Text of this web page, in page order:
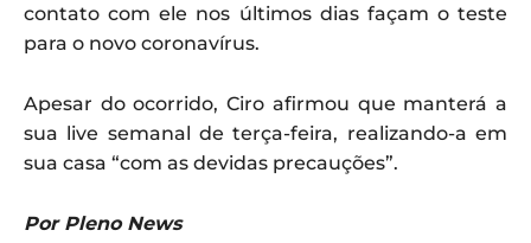
contato com ele nos últimos dias façam o teste
para o novo coronavírus.
Apesar do ocorrido, Ciro afirmou que manterá a
sua live semanal de terça-feira, realizando-a em
sua casa “com as devidas precauções”.
Por Pleno News